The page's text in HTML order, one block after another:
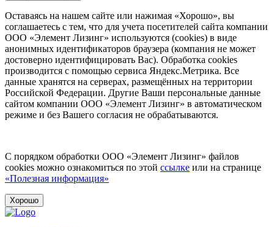
Оставаясь на нашем сайте или нажимая «Хорошо», вы
соглашаетесь с тем, что для учета посетителей сайта компании
ООО «Элемент Лизинг» используются (cookies) в виде
анонимных идентификаторов браузера (компания не может
достоверно идентифицировать Вас). Обработка cookies
производится с помощью сервиса Яндекс.Метрика. Все
данные хранятся на серверах, размещённых на территории
Российской Федерации. Другие Ваши персональные данные
сайтом компании ООО «Элемент Лизинг» в автоматическом
режиме и без Вашего согласия не обрабатываются.
С порядком обработки ООО «Элемент Лизинг» файлов
cookies можно ознакомиться по этой ссылке или на странице
«Полезная информация»
Хорошо